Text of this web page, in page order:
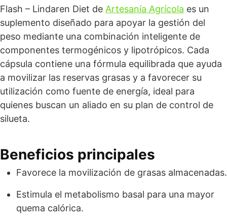
Flash – Lindaren Diet de Artesanía Agrícola es un
suplemento diseñado para apoyar la gestión del
peso mediante una combinación inteligente de
componentes termogénicos y lipotrópicos. Cada
cápsula contiene una fórmula equilibrada que ayuda
a movilizar las reservas grasas y a favorecer su
utilización como fuente de energía, ideal para
quienes buscan un aliado en su plan de control de
silueta.
Beneficios principales
Favorece la movilización de grasas almacenadas.
Estimula el metabolismo basal para una mayor
quema calórica.